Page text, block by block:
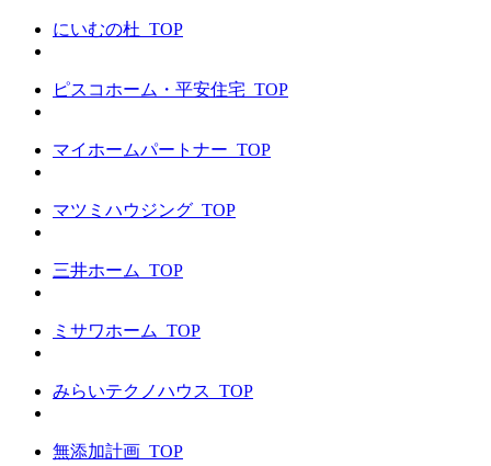
にいむの杜_TOP
ピスコホーム・平安住宅_TOP
マイホームパートナー_TOP
マツミハウジング_TOP
三井ホーム_TOP
ミサワホーム_TOP
みらいテクノハウス_TOP
無添加計画_TOP